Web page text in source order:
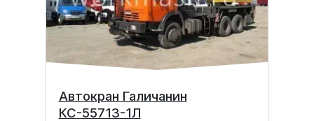
Автокран Галичанин
КС-55713-1Л